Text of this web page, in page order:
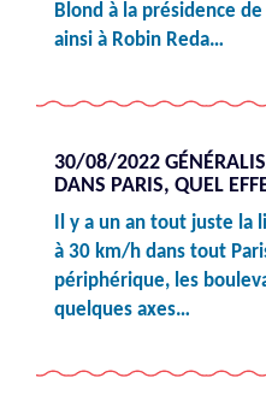
Blond à la présidence
ainsi à Robin Reda…
30/08/2022
DANS PARIS, QUEL
Il y a un an tout juste
à 30 km/h dans tout
périphérique, les
quelques axes…